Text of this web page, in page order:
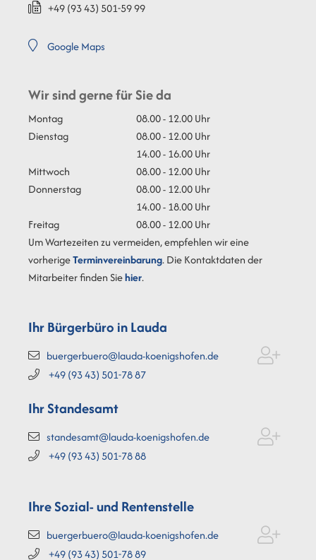
+49 (9343) 501-5999
Google Maps
Wir sind gerne für Sie da
Montag
08.00 - 12.00 Uhr
Dienstag
08.00 - 12.00 Uhr
14.00 - 16.00 Uhr
Mittwoch
08.00 - 12.00 Uhr
Donnerstag
08.00 - 12.00 Uhr
14.00 - 18.00 Uhr
Freitag
08.00 - 12.00 Uhr
Um Wartezeiten zu vermeiden, empfehlen wir eine
vorherigeTerminvereinbarung. Die Kontaktdaten der
Mitarbeiter finden Siehier.
Ihr Bürgerbüro in Lauda
buergerbuero@lauda-koenigshofen.de
+49 (9343) 501-7887
Ihr Standesamt
standesamt@lauda-koenigshofen.de
+49 (9343) 501-7888
Ihre Sozial- und Rentenstelle
buergerbuero@lauda-koenigshofen.de
+49 (9343) 501-7889